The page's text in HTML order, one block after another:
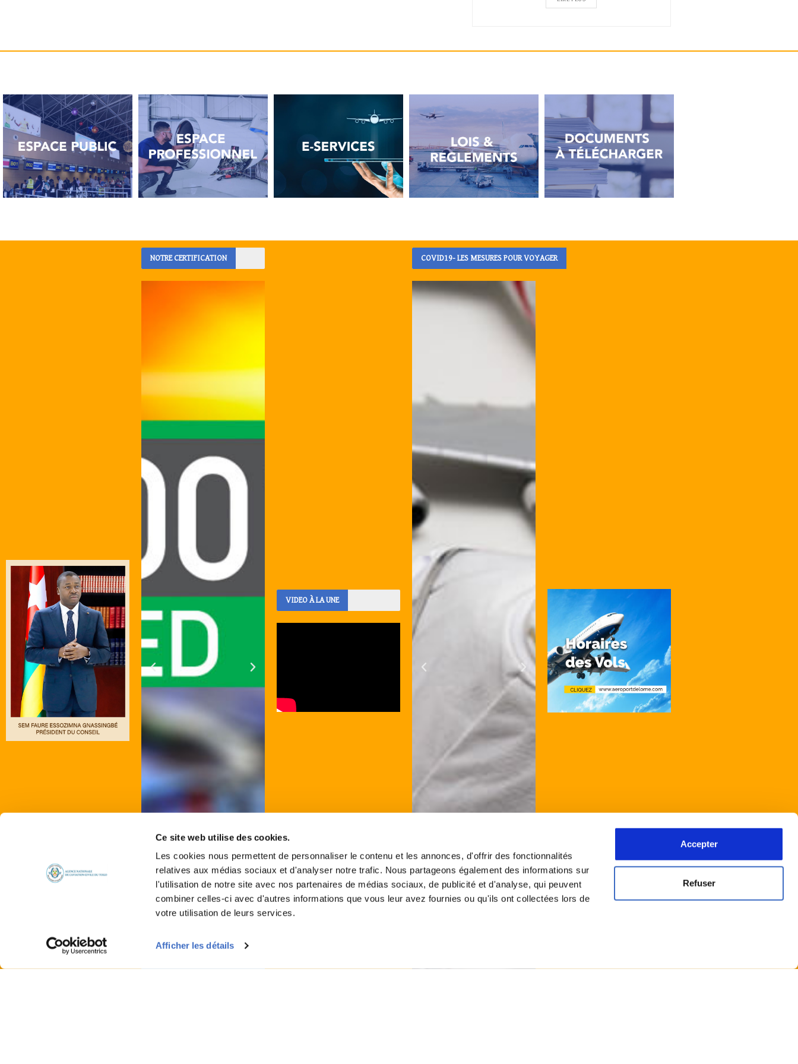
Ce site web utilise des cookies.
Les cookies nous permettent de personnaliser le contenu et les annonces, d'offrir des fonctionnalités
relatives aux médias sociaux et d'analyser notre trafic. Nous partageons également des informations sur
l'utilisation de notre site avec nos partenaires de médias sociaux, de publicité et d'analyse, qui peuvent
combiner celles-ci avec d'autres informations que vous leur avez fournies ou qu'ils ont collectées lors de
votre utilisation de leurs services.
Afficher les détails
Accepter
Refuser
NOTRE CERTIFICATION
VIDEO À LA UNE
COVID19- LES MESURES POUR VOYAGER